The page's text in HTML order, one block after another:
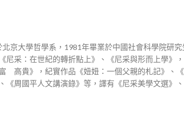
京大學哲學系，1981年畢業於中國社會科學院研究
采：在世紀的轉折點上》、《尼采與形而上學》
高貴》，紀實作品《妞妞：一個父親的札記》、《
周國平人文講演錄》等，譯有《尼采美學文選》